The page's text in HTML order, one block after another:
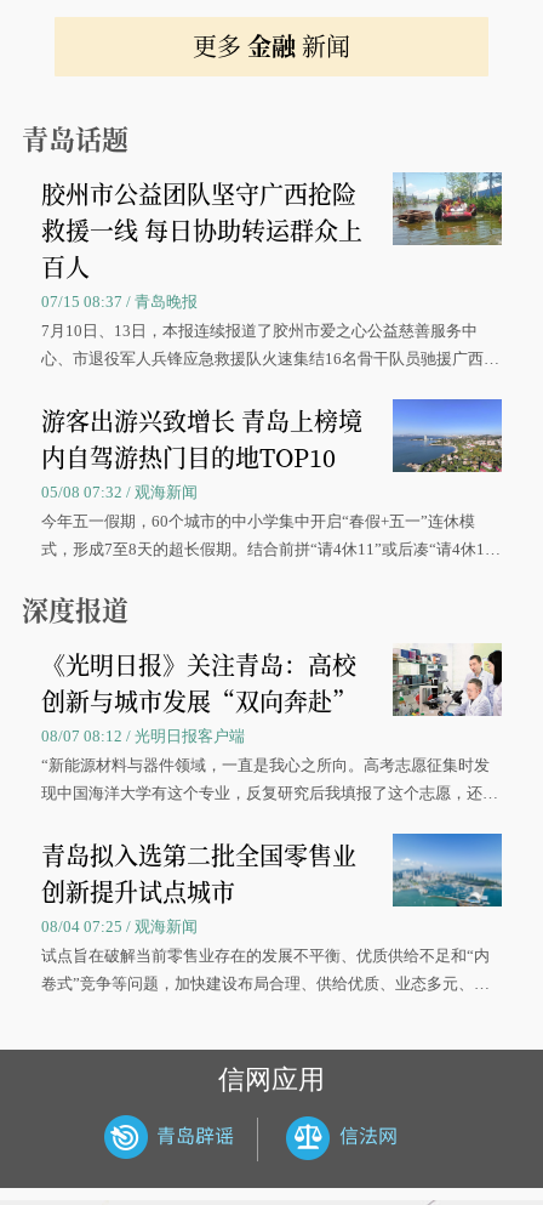
更多 金融新闻
青岛话题
胶州市公益团队坚守广西抢险
救援一线 每日协助转运群众上
百人
07/15 08:37 / 青岛晚报
7月10日、13日，本报连续报道了胶州市爱之心公益慈善服务中
心、市退役军人兵锋应急救援队火速集结16名骨干队员驰援广西灾
游客出游兴致增长 青岛上榜境
内自驾游热门目的地TOP10
05/08 07:32 / 观海新闻
今年五一假期，60个城市的中小学集中开启“春假+五一”连休模
式，形成7至8天的超长假期。结合前拼“请4休11”或后凑“请4休1
深度报道
《光明日报》关注青岛：高校
创新与城市发展“双向奔赴”
08/07 08:12 / 光明日报客户端
“新能源材料与器件领域，一直是我心之所向。高考志愿征集时发
现中国海洋大学有这个专业，反复研究后我填报了这个志愿，还真
大学材料科学与工程学院材料类专业的录取通知书。
青岛拟入选第二批全国零售业
创新提升试点城市
08/04 07:25 / 观海新闻
试点旨在破解当前零售业存在的发展不平衡、优质供给不足和“内
卷式”竞争等问题，加快建设布局合理、供给优质、业态多元、智
信网应用